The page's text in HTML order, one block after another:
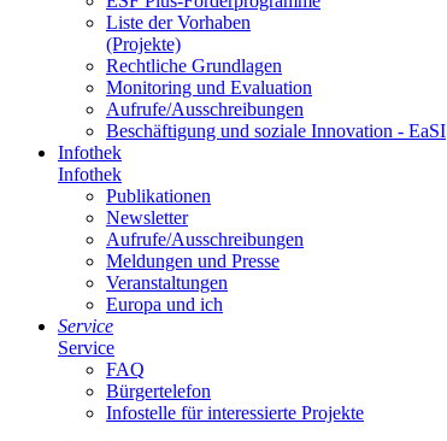
Lis­te der Vor­ha­ben
(Pro­jek­te)
Recht­li­che Grund­la­gen
Mo­ni­to­ring und Eva­lua­ti­on
Auf­ru­fe/Aus­schrei­bun­gen
Be­schäf­ti­gung und so­zia­le In­no­va­ti­on - Ea­SI
In­fo­thek
In­fo­thek
Pu­bli­ka­tio­nen
Newslet­ter
Auf­ru­fe/Aus­schrei­bun­gen
Mel­dun­gen und Pres­se
Ver­an­stal­tun­gen
Eu­ro­pa und ich
Ser­vice
Ser­vice
FAQ
Bür­ger­te­le­fon
In­fo­stel­le für in­ter­es­sier­te Pro­jek­te